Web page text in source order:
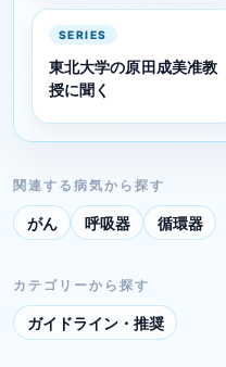
SERIES
東北大学の原田成美准教
授に聞く
関連する病気から探す
がん 呼吸器 循環器
カテゴリーから探す
ガイドライン・推奨